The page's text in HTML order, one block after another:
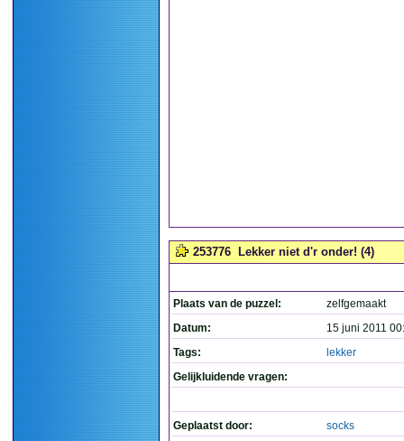
253776 Lekker niet d'r onder! (4)
Plaats van de puzzel:
zelfgemaakt
Datum:
15 juni 2011
Tags:
lekker
Gelijkluidende vragen:
Geplaatst door: socks